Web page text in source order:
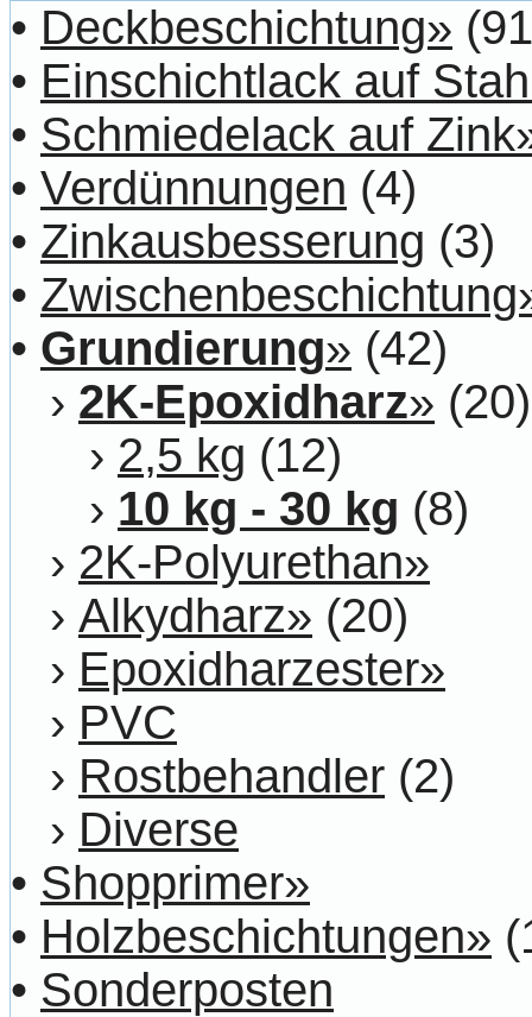
• Deckbeschichtung»
• Einschichtlack auf
• Schmiedelack auf
• Verdünnungen (4)
• Zinkausbesserung (3)
•
• Grundierung» (42)
› 2K-Epoxidharz» (20)
› 2,5 kg (12)
› 10 kg - 30 kg (8)
› 2K-Polyurethan»
› Alkydharz» (20)
› Epoxidharzester»
› PVC
› Rostbehandler (2)
› Diverse
• Shopprimer»
• Holzbeschichtungen»
• Sonderposten